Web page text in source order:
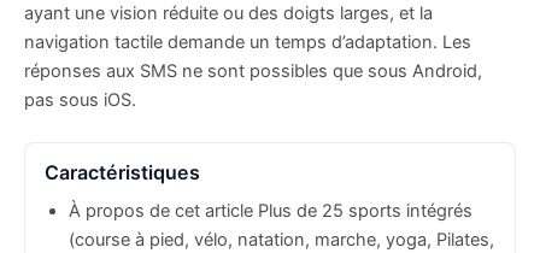
ayant une vision réduite ou des doigts larges, et la
navigation tactile demande un temps d’adaptation. Les
réponses aux SMS ne sont possibles que sous Android,
pas sous iOS.
Caractéristiques
À propos de cet article Plus de 25 sports intégrés
(course à pied, vélo, natation, marche, yoga, Pilates,